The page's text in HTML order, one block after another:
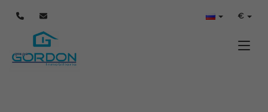
€